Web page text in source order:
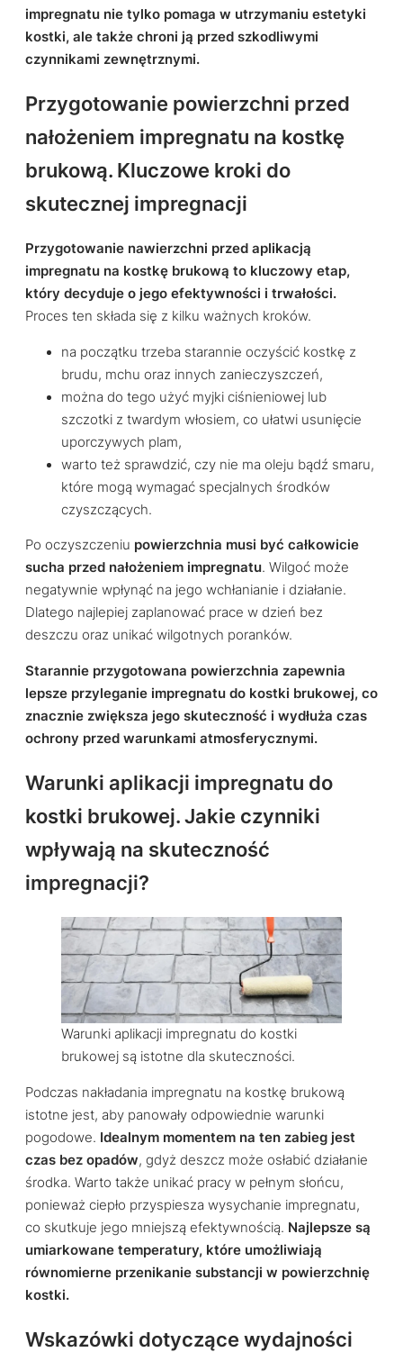
impregnatu nie tylko pomaga w utrzymaniu estetyki
kostki, ale także chroni ją przed szkodliwymi
czynnikami zewnętrznymi.
Przygotowanie powierzchni przed
nałożeniem impregnatu na kostkę
brukową. Kluczowe kroki do
skutecznej impregnacji
Przygotowanie nawierzchni przed aplikacją
impregnatu na kostkę brukową to kluczowy etap,
który decyduje o jego efektywności i trwałości.
Proces ten składa się z kilku ważnych kroków.
na początku trzeba starannie oczyścić kostkę z
brudu, mchu oraz innych zanieczyszczeń,
można do tego użyć myjki ciśnieniowej lub
szczotki z twardym włosiem, co ułatwi usunięcie
uporczywych plam,
warto też sprawdzić, czy nie ma oleju bądź smaru,
które mogą wymagać specjalnych środków
czyszczących.
Po oczyszczeniu powierzchnia musi być całkowicie
sucha przed nałożeniem impregnatu. Wilgoć może
negatywnie wpłynąć na jego wchłanianie i działanie.
Dlatego najlepiej zaplanować prace w dzień bez
deszczu oraz unikać wilgotnych poranków.
Starannie przygotowana powierzchnia zapewnia
lepsze przyleganie impregnatu do kostki brukowej, co
znacznie zwiększa jego skuteczność i wydłuża czas
ochrony przed warunkami atmosferycznymi.
Warunki aplikacji impregnatu do
kostki brukowej. Jakie czynniki
wpływają na skuteczność
impregnacji?
Warunki aplikacji impregnatu do kostki
brukowej są istotne dla skuteczności.
Podczas nakładania impregnatu na kostkę brukową
istotne jest, aby panowały odpowiednie warunki
pogodowe. Idealnym momentem na ten zabieg jest
czas bez opadów, gdyż deszcz może osłabić działanie
środka. Warto także unikać pracy w pełnym słońcu,
ponieważ ciepło przyspiesza wysychanie impregnatu,
co skutkuje jego mniejszą efektywnością. Najlepsze są
umiarkowane temperatury, które umożliwiają
równomierne przenikanie substancji w powierzchnię
kostki.
Wskazówki dotyczące wydajności